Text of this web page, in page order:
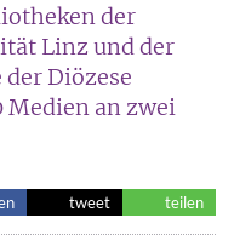
der
Linz und der
Diözese
Medien an zwei
tweet teilen